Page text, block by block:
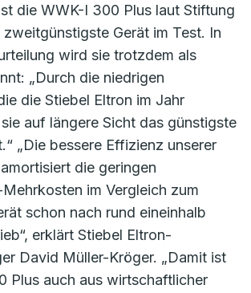
die WWK-I 300 Plus laut Stiftung
Gerät im Test. In
wird sie trotzdem als
„Durch die niedrigen
die Stiebel Eltron im Jahr
auf längere Sicht das günstigste
„Die bessere Effizienz unserer
die geringen
im Vergleich zum
schon nach rund eineinhalb
erklärt Stiebel Eltron-
David Müller-Kröger. „Damit ist
Plus auch aus wirtschaftlicher